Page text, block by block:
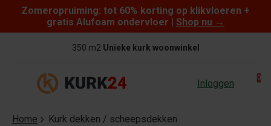
Skip to content
Zomeropruiming: tot 60% korting op klikvloeren +
gratis Alufoam ondervloer | Shop nu →
350 m2 Unieke kurk woonwinkel
Inloggen 0
Home Kurk dekken / scheepsdekken